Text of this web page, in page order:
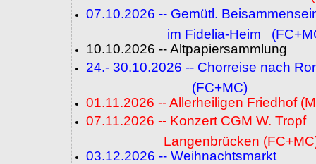
07.10.2026 -- Gemütl.
im Fidelia-Heim
10.10.2026 -- Altpapiersammlung
24.- 30.10.2026 -- Chorreise nach
(FC+MC)
01.11.2026 -- Allerheiligen Friedhof
07.11.2026 -- Konzert CGM W. Tropf
Langenbrücken
03.12.2026 -- Weihnachtsmarkt